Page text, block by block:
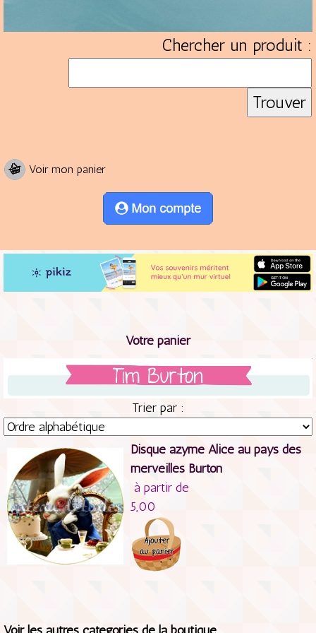
Chercher un produit :
Voir mon panier
Votre panier
Trier par :
Disque azyme Alice au pays des
merveilles Burton
à partir de
5,00